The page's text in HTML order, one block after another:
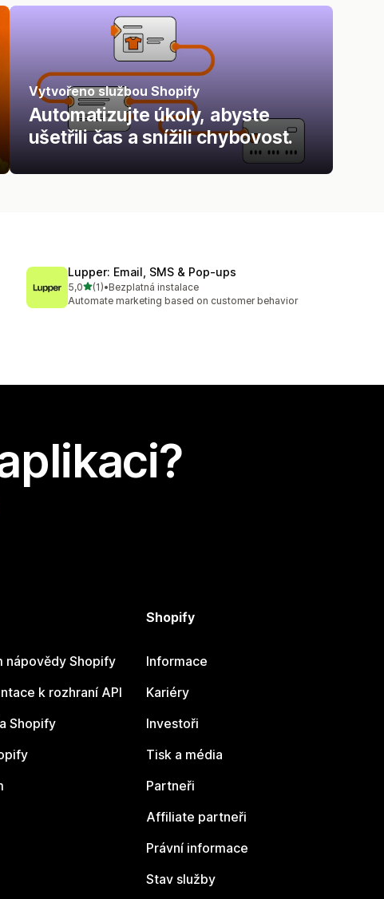
Vytvořeno službou Shopify
Automatizujte úkoly, abyste
ušetřili čas a snížili chybovost.
Lupper: Email, SMS & Pop‑ups
5,0z 5 hvězd
(1)
Celkový počet recenzí: 1
•Bezplatná instalace
Automate marketing based on customer behavior
nápovědy Shopify
k rozhraní API
Shopify
Shopify
Informace
Kariéry
Investoři
Tisk a média
Partneři
Affiliate partneři
Právní informace
Stav služby